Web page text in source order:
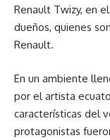
Renault Twizy, en
dueños, quienes
Renault.
En un ambiente
por el artista
características del
protagonistas